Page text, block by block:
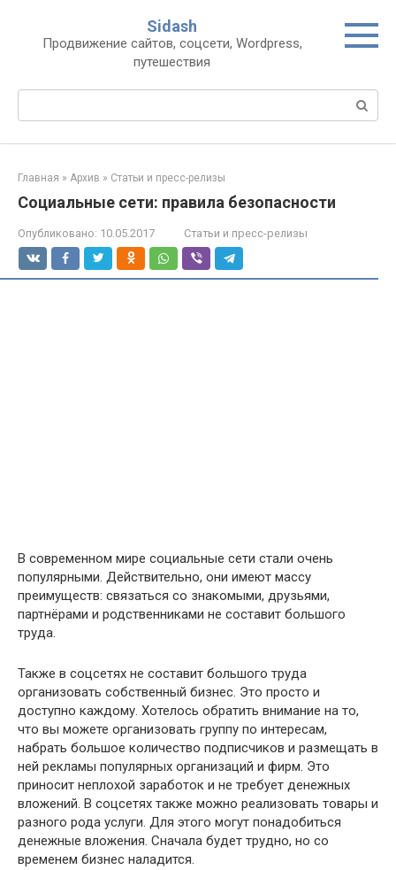
контенту
Sidash
Продвижение сайтов, соцсети, Wordpress,
путешествия
Главная » Архив » Статьи и пресс-релизы
Социальные сети: правила безопасности
Опубликовано: 10.05.2017 Статьи и пресс-релизы
В современном мире социальные сети стали очень
популярными. Действительно, они имеют массу
преимуществ: связаться со знакомыми, друзьями,
партнёрами и родственниками не составит большого
труда.
Также в соцсетях не составит большого труда
организовать собственный бизнес. Это просто и
доступно каждому. Хотелось обратить внимание на то,
что вы можете организовать группу по интересам,
набрать большое количество подписчиков и размещать в
ней рекламы популярных организаций и фирм. Это
приносит неплохой заработок и не требует денежных
вложений. В соцсетях также можно реализовать товары и
разного рода услуги. Для этого могут понадобиться
денежные вложения. Сначала будет трудно, но со
временем бизнес наладится.